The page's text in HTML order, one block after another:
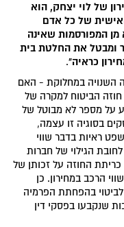
של לוי יצחק, הוא
של כל אדם
מן המפורסמות שאינה
ומבטל את החלטת בית
כראיה".
השנויה במחלוקת - האם
הביטוח למקרה של
על מספר לא מבוטל של
בסוגיה זו עצמה,
ראיות בדבר שווי
הגילוי של חברות
כריתת החוזה על זכותן של
הרכב במחירון. כן
בהפחתת הפרמיה
שנקבעו בפסקי דין